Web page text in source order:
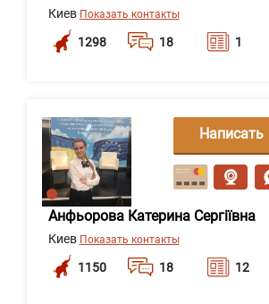
Киев Показать контакты
1298 18 1
Анфьорова Катерина Сергіївна
Киев Показать контакты
1150 18 12
Написать
сообщение